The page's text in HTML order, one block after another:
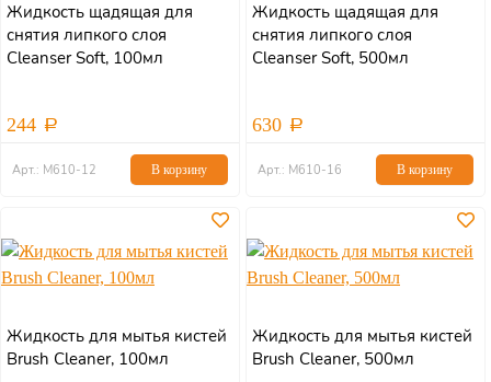
Жидкость щадящая для
снятия липкого слоя
Cleanser Soft, 100мл
244
Арт.: М610-12 В корзину
Жидкость щадящая для
снятия липкого слоя
Cleanser Soft, 500мл
630
Арт.: М610-16 В корзину
Жидкость для мытья кистей
Brush Cleaner, 100мл
Жидкость для мытья кистей
Brush Cleaner, 500мл